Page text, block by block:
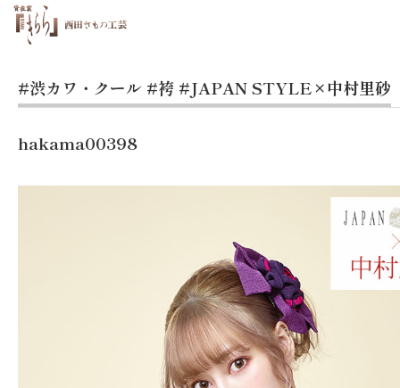
#渋カワ・クール #袴 #JAPAN STYLE×中村里砂
hakama00398